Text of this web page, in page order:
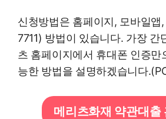
신청방법은 홈페이지, 모바일앱
7711) 방법이 있습니다. 가장 간
츠 홈페이지에서 휴대폰 인증만
능한 방법을 설명하겠습니다
메리츠화재 약관대출